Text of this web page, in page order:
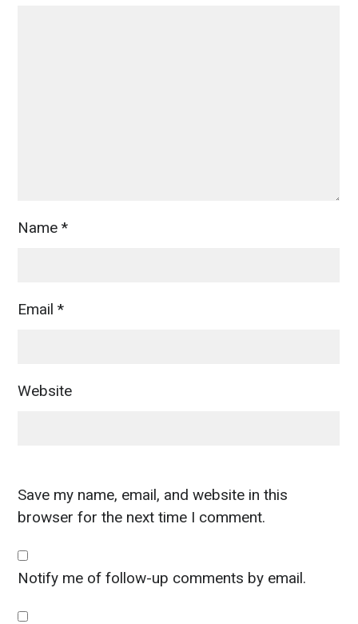
Name*
Email*
Website
Save my name, email, and website in this
browser for the next time I comment.
Notify me of follow-up comments by email.